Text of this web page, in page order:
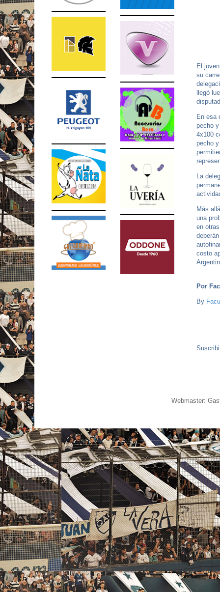
El
su
llegó
En esa
pecho
4x100
pecho
La
Más
una
en
costo
Por
By
Webmaster: